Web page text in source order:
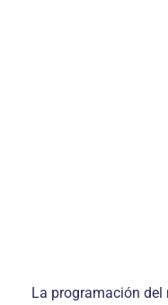
La programación